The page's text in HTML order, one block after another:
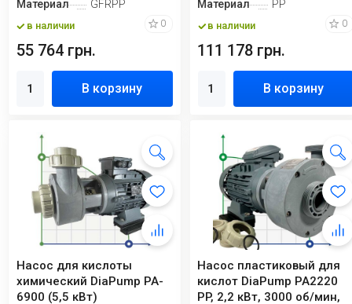
Материал
GFRPP
в наличии 0
55 764 грн.
В корзину
Материал
PP
в наличии 0
111 178 грн.
В корзину
Насос для кислоты
химический DiaPump PA-
6900 (5,5 кВт)
Насос пластиковый для
кислот DiaPump PA2220
PP, 2,2 кВт, 3000 об/мин,